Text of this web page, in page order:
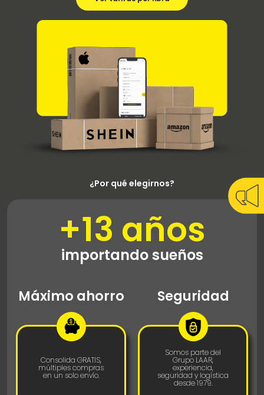
¿Por qué elegirnos?
+13 años
importando sueños
Máximo ahorro
Consolida GRATIS,
múltiples compras
en un solo envío.
Seguridad
Somos parte del
Grupo LAAR,
experiencia,
seguridad y logística
desde 1979.